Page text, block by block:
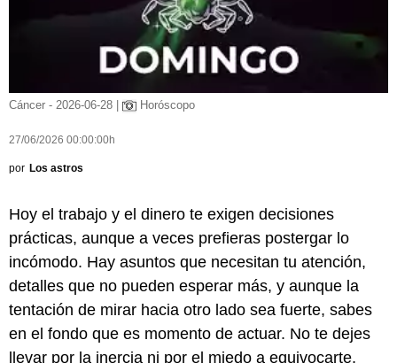
Cáncer - 2026-06-28 | Horóscopo
27/06/2026 00:00:00h
por Los astros
Hoy el trabajo y el dinero te exigen decisiones
prácticas, aunque a veces prefieras postergar lo
incómodo. Hay asuntos que necesitan tu atención,
detalles que no pueden esperar más, y aunque la
tentación de mirar hacia otro lado sea fuerte, sabes
en el fondo que es momento de actuar. No te dejes
llevar por la inercia ni por el miedo a equivocarte,